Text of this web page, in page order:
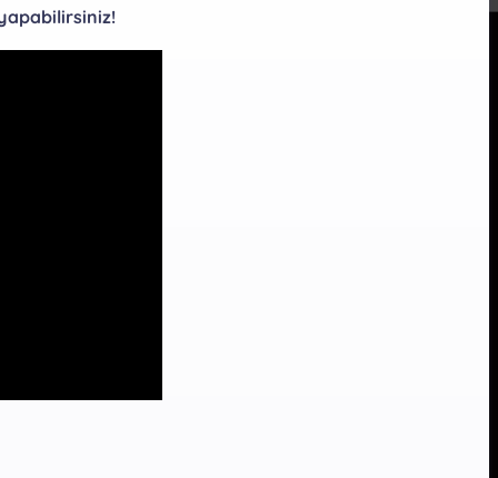
yapabilirsiniz!